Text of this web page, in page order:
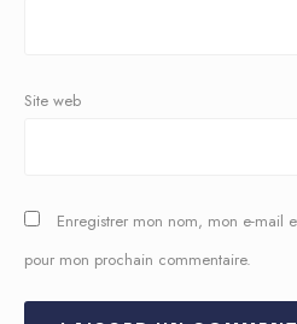
Site web
Enregistrer mon nom, mon e-mail
pour mon prochain commentaire.